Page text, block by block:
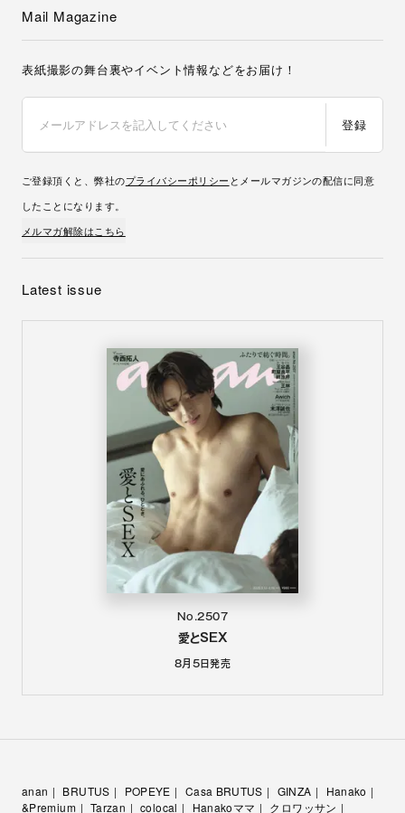
Mail Magazine
表紙撮影の舞台裏やイベント情報などをお届け！
登録
ご登録頂くと、弊社のプライバシーポリシー とメールマガジンの配信に同意
したことになります。
メルマガ解除はこちら
Latest issue
No.2507
愛とSEX
8月5日発売
anan BRUTUS POPEYE Casa BRUTUS GINZA
Hanako
&Premium
Tarzan colocal Hanakoママ クロワッサン